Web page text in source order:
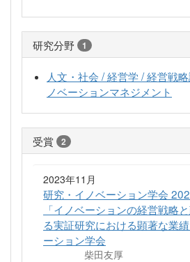
研究分野 1
人文・社会 / 経営学 / 経営戦
ノベーションマネジメント
受賞 2
2023年11月
研究・イノベーション学会
「イノベーションの経営戦略
る実証研究における顕著な業
ーション学会
柴田友厚